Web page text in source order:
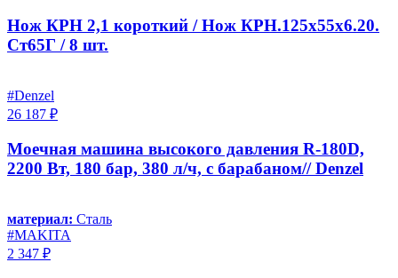
Нож КРН 2,1 короткий / Нож КРН.125х55х6.20.
Ст65Г / 8 шт.
#Denzel
26 187 ₽
Моечная машина высокого давления R-180D,
2200 Вт, 180 бар, 380 л/ч, с барабаном// Denzel
материал: Сталь
#MAKITA
2 347 ₽